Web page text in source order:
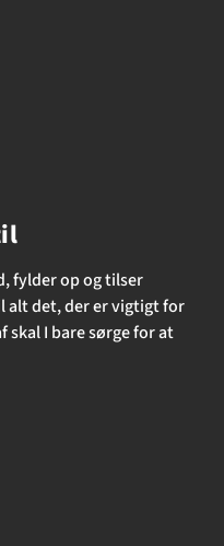
fylder op og tilser
alt det, der er vigtigt for
skal I bare sørge for at